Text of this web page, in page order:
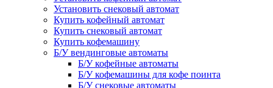
Установить снековый автомат
Купить кофейный автомат
Купить снековый автомат
Купить кофемашину
Б/У вендинговые автоматы
Б/У кофейные автоматы
Б/У кофемашины для кофе поинта
Б/У снековые автоматы